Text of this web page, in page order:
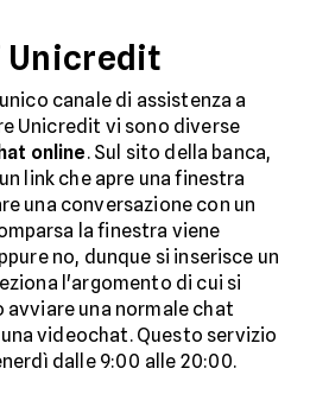
canale di assistenza a
Unicredit vi sono diverse
online. Sul sito della banca,
link che apre una finestra
una conversazione con un
la finestra viene
no, dunque si inserisce un
l'argomento di cui si
avviare una normale chat
videochat. Questo servizio
dalle 9:00 alle 20:00.